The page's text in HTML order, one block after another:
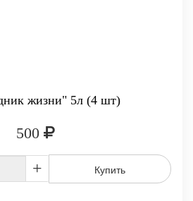
жизни" 5л (4 шт)
500
+ Купить